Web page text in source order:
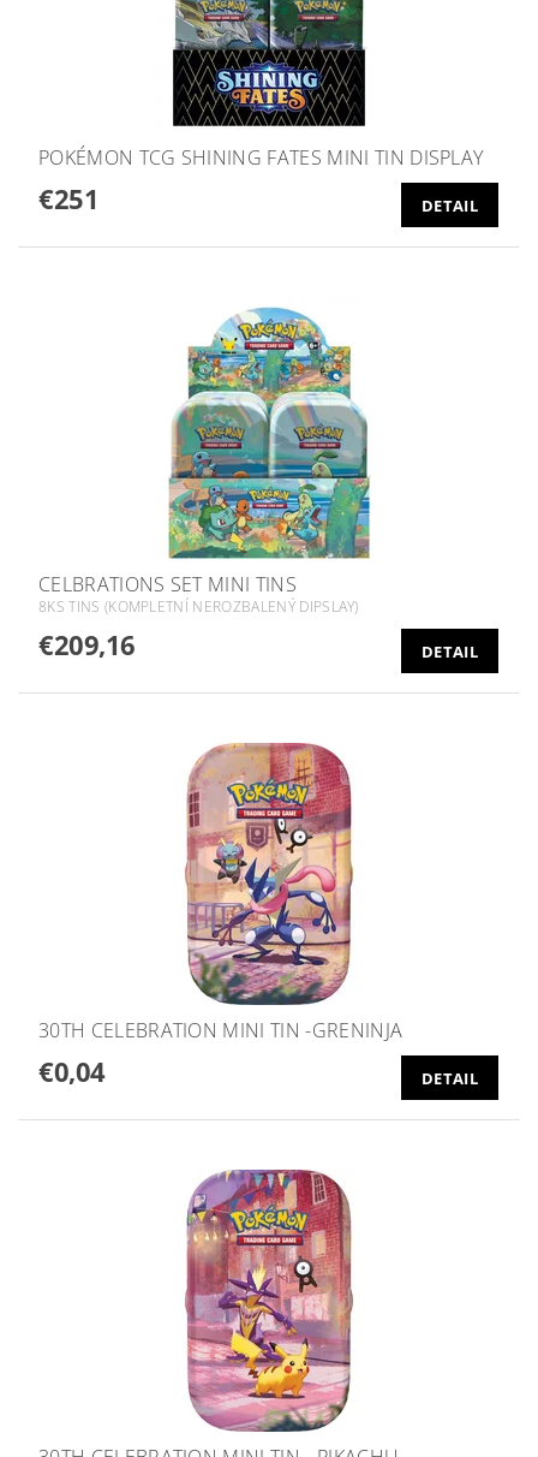
POKÉMON TCG SHINING FATES MINI TIN DISPLAY
€251 DETAIL
CELBRATIONS SET MINI TINS
8KS TINS (KOMPLETNÍ NEROZBALENÝ DIPSLAY)
€209,16 DETAIL
30TH CELEBRATION MINI TIN -GRENINJA
€0,04 DETAIL